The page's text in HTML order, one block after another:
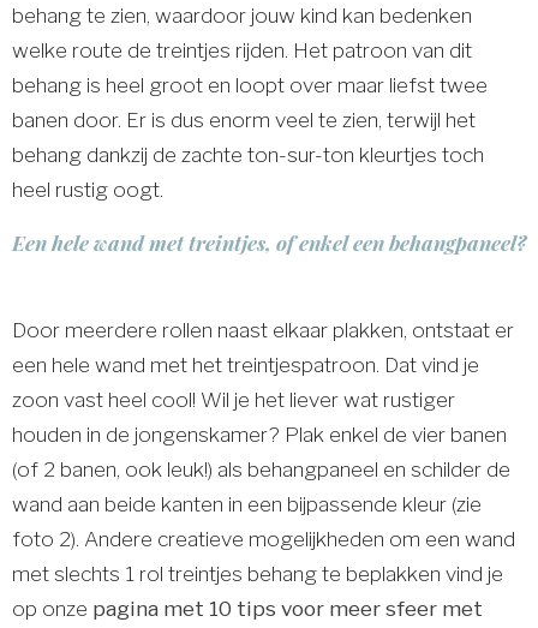
behang te zien, waardoor jouw kind kan bedenken
welke route de treintjes rijden. Het patroon van dit
behang is heel groot en loopt over maar liefst twee
banen door. Er is dus enorm veel te zien, terwijl het
behang dankzij de zachte ton-sur-ton kleurtjes toch
heel rustig oogt.
Een hele wand met treintjes, of enkel een behangpaneel?
Door meerdere rollen naast elkaar plakken, ontstaat er
een hele wand met het treintjespatroon. Dat vind je
zoon vast heel cool! Wil je het liever wat rustiger
houden in de jongenskamer? Plak enkel de vier banen
(of 2 banen, ook leuk!) als behangpaneel en schilder de
wand aan beide kanten in een bijpassende kleur (zie
foto 2). Andere creatieve mogelijkheden om een wand
met slechts 1 rol treintjes behang te beplakken vind je
op onze pagina met 10 tips voor meer sfeer met